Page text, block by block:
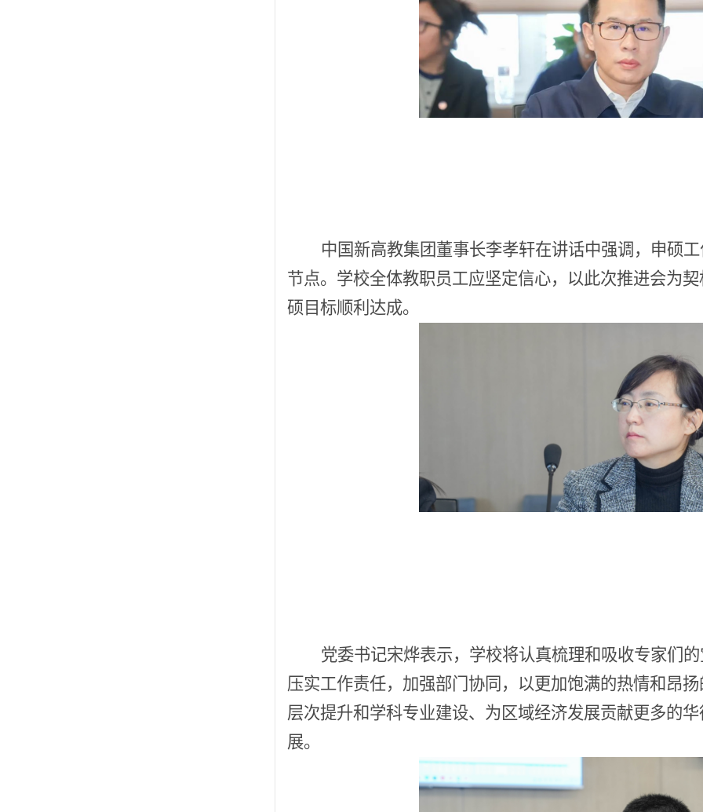
中国新高教集团董事长李孝轩在讲话中强调，申硕
节点。学校全体教职员工应坚定信心，以此次推进会为
硕目标顺利达成。
党委书记宋烨表示，学校将认真梳理和吸收专家们
压实工作责任，加强部门协同，以更加饱满的热情和昂
层次提升和学科专业建设、为区域经济发展贡献更多的
展。